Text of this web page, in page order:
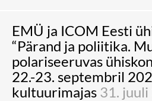
EMÜ ja ICOM Eesti
“Pärand ja poliitika.
polariseeruvas
22.-23. septembril
kultuurimajas 31.